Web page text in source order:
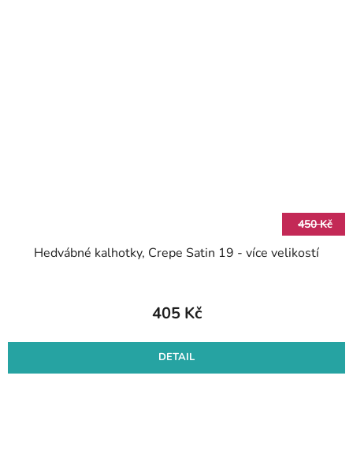
450 Kč
Hedvábné kalhotky, Crepe Satin 19 - více velikostí
405 Kč
DETAIL